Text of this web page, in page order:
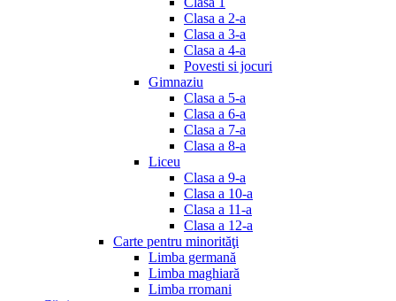
Clasa a 2-a
Clasa a 3-a
Clasa a 4-a
Povesti si jocuri
Gimnaziu
Clasa a 5-a
Clasa a 6-a
Clasa a 7-a
Clasa a 8-a
Liceu
Clasa a 9-a
Clasa a 10-a
Clasa a 11-a
Clasa a 12-a
Carte pentru minorităţi
Limba germană
Limba maghiară
Limba rromani